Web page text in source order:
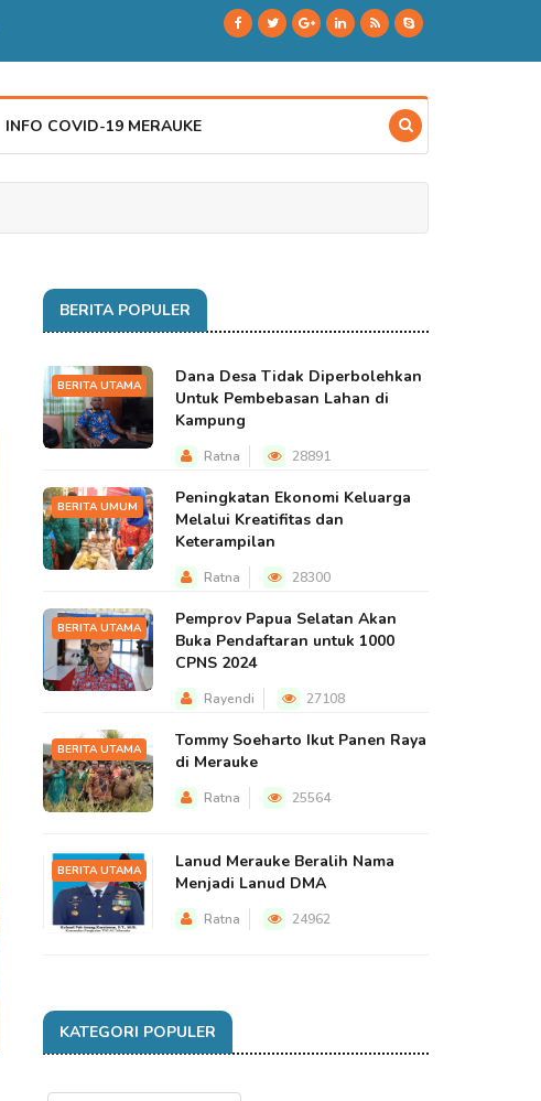
INFO COVID-19 MERAUKE
BERITA POPULER
BERITA UTAMA
Dana Desa Tidak Diperbolehkan
Untuk Pembebasan Lahan di
Kampung
Ratna 28891
BERITA UMUM
Peningkatan Ekonomi Keluarga
Melalui Kreatifitas dan
Keterampilan
Ratna 28300
BERITA UTAMA
Pemprov Papua Selatan Akan
Buka Pendaftaran untuk 1000
CPNS 2024
Rayendi 27108
BERITA UTAMA
Tommy Soeharto Ikut Panen Raya
di Merauke
Ratna 25564
BERITA UTAMA
Lanud Merauke Beralih Nama
Menjadi Lanud DMA
Ratna 24962
KATEGORI POPULER